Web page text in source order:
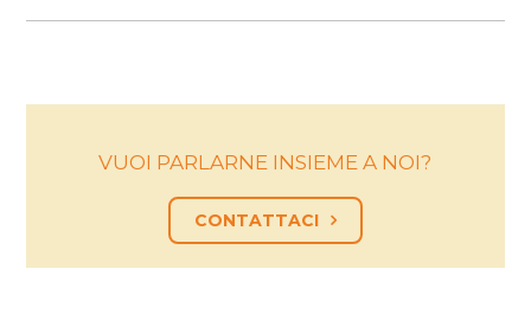
VUOI PARLARNE INSIEME A NOI?
CONTATTACI